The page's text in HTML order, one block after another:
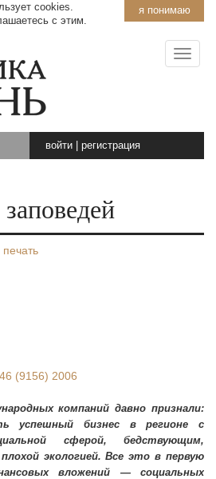
я понимаю
cookies.
с этим.
войти регистрация
печать
(9156) 2006
компаний давно признали:
успешный бизнес в регионе с
сферой, бедствующим,
экологией. Все это в первую
вложений — социальных